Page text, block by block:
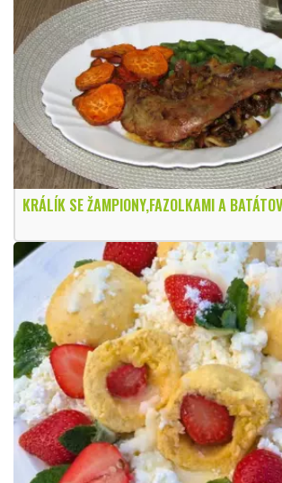
KRÁLÍK SE ŽAMPIONY,FAZOLKAMI A